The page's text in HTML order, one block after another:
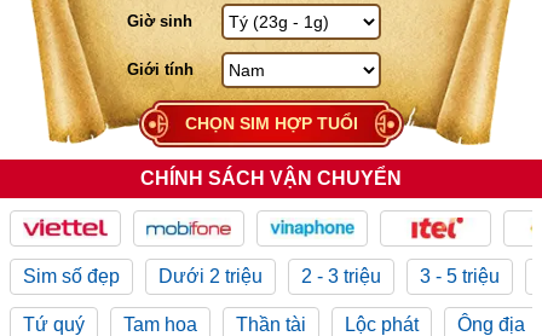
Giờ sinh
Giới tính
CHỌN SIM HỢP TUỔI
CHÍNH SÁCH VẬN CHUYỂN
Sim số đẹp Dưới 2 triệu 2 - 3 triệu 3 - 5 triệu
Tứ quý Tam hoa Thần tài Lộc phát Ông địa